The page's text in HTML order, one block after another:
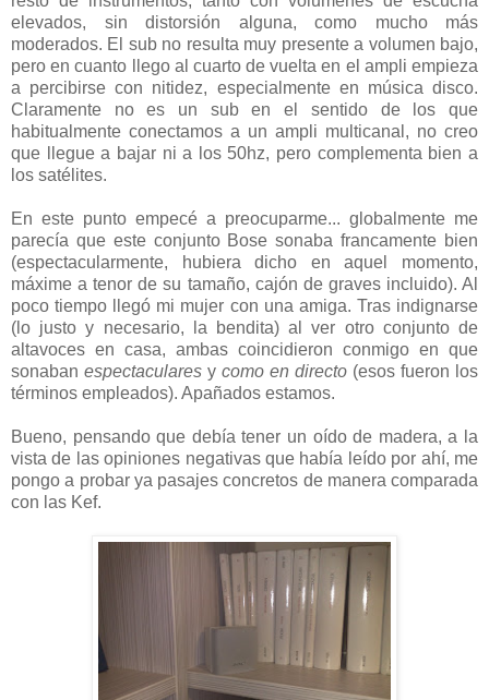
elevados, sin distorsión alguna, como mucho más
moderados. El sub no resulta muy presente a volumen bajo,
pero en cuanto llego al cuarto de vuelta en el ampli empieza
a percibirse con nitidez, especialmente en música disco.
Claramente no es un sub en el sentido de los que
habitualmente conectamos a un ampli multicanal, no creo
que llegue a bajar ni a los 50hz, pero complementa bien a
los satélites.
En este punto empecé a preocuparme... globalmente me
parecía que este conjunto Bose sonaba francamente bien
(espectacularmente, hubiera dicho en aquel momento,
máxime a tenor de su tamaño, cajón de graves incluido). Al
poco tiempo llegó mi mujer con una amiga. Tras indignarse
(lo justo y necesario, la bendita) al ver otro conjunto de
altavoces en casa, ambas coincidieron conmigo en que
sonaban espectaculares y como en directo (esos fueron los
términos empleados). Apañados estamos.
Bueno, pensando que debía tener un oído de madera, a la
vista de las opiniones negativas que había leído por ahí, me
pongo a probar ya pasajes concretos de manera comparada
con las Kef.